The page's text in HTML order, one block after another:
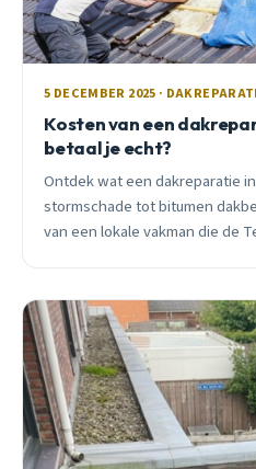
5 DECEMBER 2025 ·
Kosten van een
betaal je echt?
Ontdek wat een dakreparatie
stormschade tot bitumen
van een lokale vakman die de